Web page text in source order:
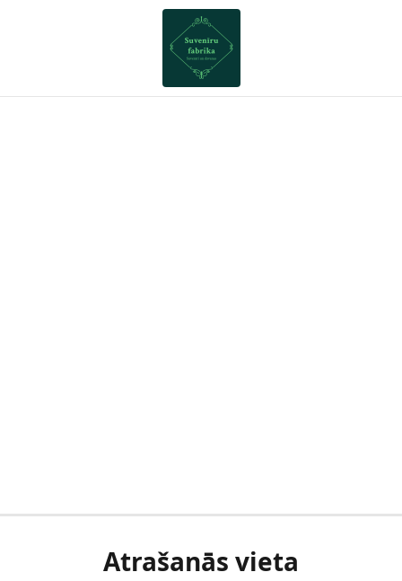
Atrašanās vieta